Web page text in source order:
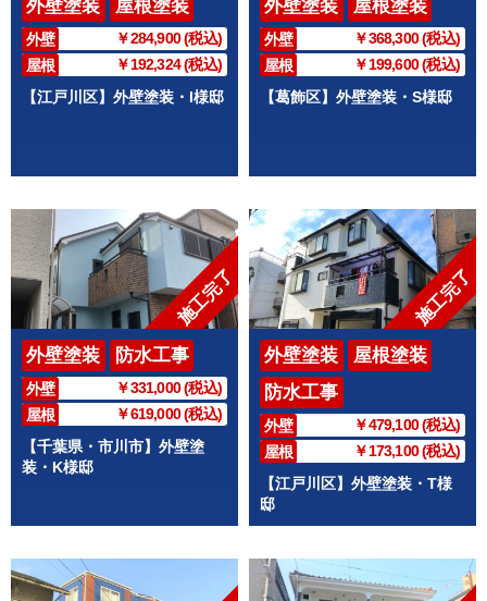
外壁塗装 屋根塗装
外壁
￥284,900 (税込)
屋根
￥192,324 (税込)
【江戸川区】外壁塗装・I様邸
外壁塗装 屋根塗装
外壁
￥368,300 (税込)
屋根
￥199,600 (税込)
【葛飾区】外壁塗装・S様邸
施工完了
外壁塗装 防水工事
外壁
￥331,000 (税込)
屋根
￥619,000 (税込)
【千葉県・市川市】外壁塗
装・K様邸
施工完了
外壁塗装
屋根塗装
防水工事
外壁
￥479,100 (税込)
屋根
￥173,100 (税込)
【江戸川区】外壁塗装・T様
邸